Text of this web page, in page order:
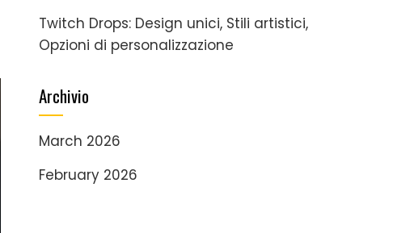
Twitch Drops: Design unici, Stili artistici,
Opzioni di personalizzazione
Archivio
March 2026
February 2026